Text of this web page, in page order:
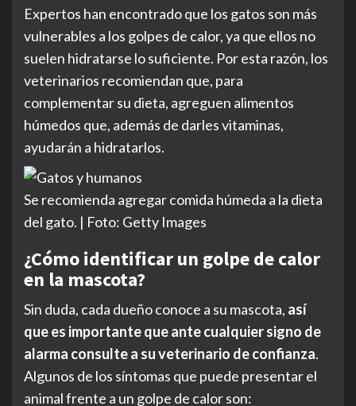
Expertos han encontrado que los gatos son más
vulnerables a los golpes de calor, ya que ellos no
suelen hidratarse lo suficiente. Por esta razón, los
veterinarios recomiendan que, para
complementar su dieta, agreguen alimentos
húmedos que, además de darles vitaminas,
ayudarán a hidratarlos.
Se recomienda agregar comida húmeda a la dieta
del gato. | Foto: Getty Images
¿Cómo identificar un golpe de calor
en la mascota?
Sin duda, cada dueño conoce a su mascota, así
que es importante que ante cualquier signo de
alarma consulte a su veterinario de confianza.
Algunos de los síntomas que puede presentar el
animal frente a un golpe de calor son: